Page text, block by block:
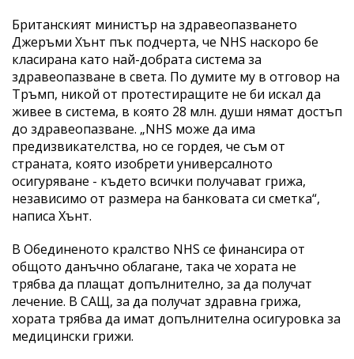
Британският министър на здравеопазването
Джеръми Хънт пък подчерта, че NHS наскоро бе
класирана като най-добрата система за
здравеопазване в света. По думите му в отговор на
Тръмп, никой от протестиращите не би искал да
живее в система, в която 28 млн. души нямат достъп
до здравеопазване. „NHS може да има
предизвикателства, но се гордея, че съм от
страната, която изобрети универсалното
осигуряване - където всички получават грижа,
независимо от размера на банковата си сметка“,
написа Хънт.
В Обединеното кралство NHS се финансира от
общото данъчно облагане, така че хората не
трябва да плащат допълнително, за да получат
лечение. В САЩ, за да получат здравна грижа,
хората трябва да имат допълнителна осигуровка за
медицински грижи.